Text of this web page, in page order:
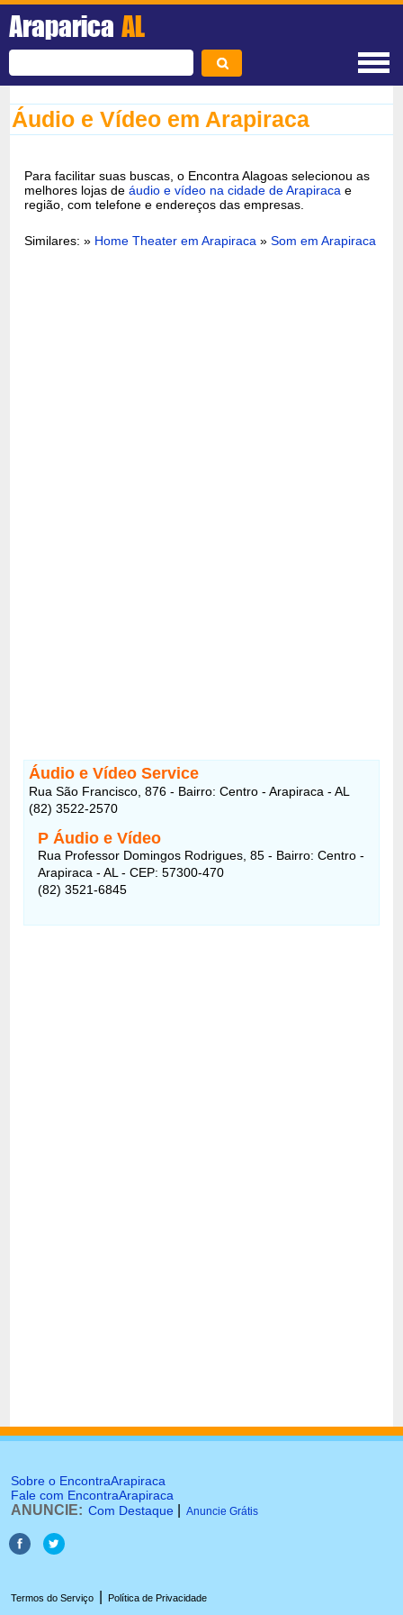
Araparica AL
Áudio e Vídeo em Arapiraca
Para facilitar suas buscas, o Encontra Alagoas selecionou as
melhores lojas deáudio e vídeo na cidade de Arapiraca e
região, com telefone e endereços das empresas.
Similares: » Home Theater em Arapiraca »Som em Arapiraca
Áudio e Vídeo Service
Rua São Francisco, 876 - Bairro: Centro - Arapiraca - AL
(82) 3522-2570
P Áudio e Vídeo
Rua Professor Domingos Rodrigues, 85 - Bairro: Centro -
Arapiraca - AL - CEP: 57300-470
(82) 3521-6845
Sobre o EncontraArapiraca
Fale com EncontraArapiraca
ANUNCIE: Com Destaque Anuncie Grátis
Termos do Serviço Política de Privacidade